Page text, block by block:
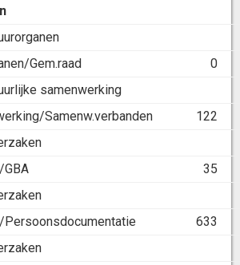
Gem.raad
0
samenwerking
Samenw.verbanden
122
35
Persoonsdocumentatie
633